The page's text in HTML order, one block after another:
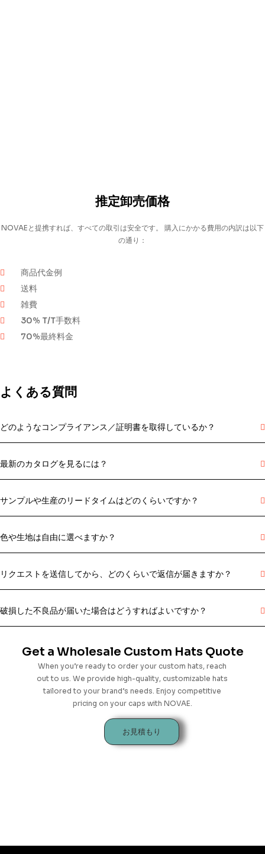
推定卸売価格
NOVAEと提携すれば、すべての取引は安全です。 購入にかかる費用の内訳は以下
の通り：
商品代金例
送料
雑費
30% T/T手数料
70%最終料金
よくある質問
どのようなコンプライアンス／証明書を取得しているか？
最新のカタログを見るには？
サンプルや生産のリードタイムはどのくらいですか？
色や生地は自由に選べますか？
リクエストを送信してから、どのくらいで返信が届きますか？
破損した不良品が届いた場合はどうすればよいですか？
Get a Wholesale Custom Hats Quote
When you’re ready to order your custom hats, reach
out to us.We provide high-quality, customizable hats
tailored to your brand’s needs.Enjoy competitive
pricing on your caps with NOVAE.
お見積もり